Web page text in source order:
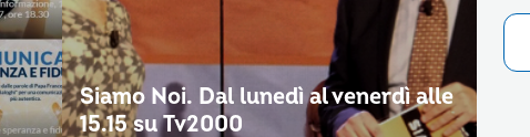
Siamo Noi. Dal lunedì al venerdì alle
15.15 su Tv2000